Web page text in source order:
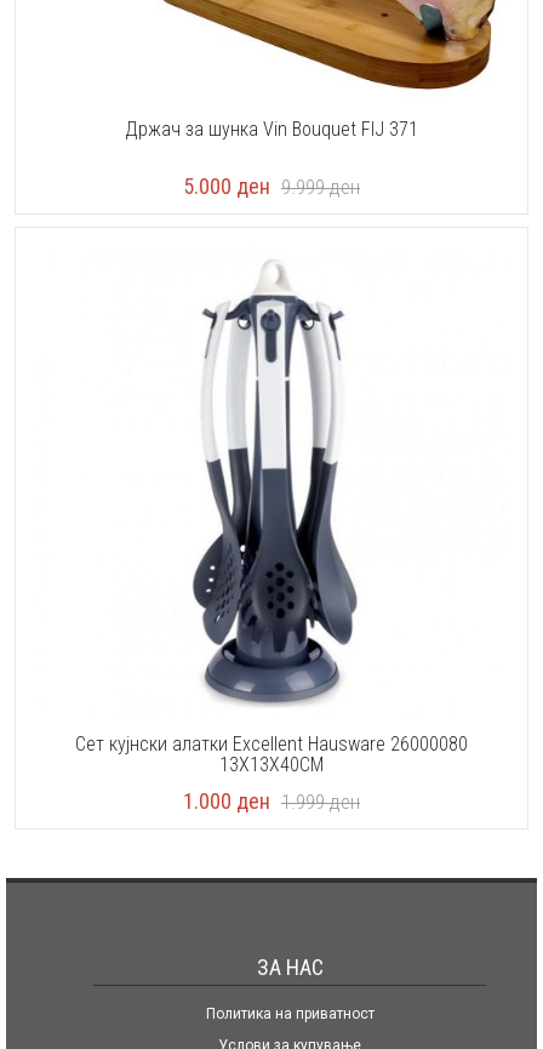
Држач за шунка Vin Bouquet FIJ 371
5.000 ден 9.999ден
Сет кујнски алатки Excellent Hausware 26000080
13X13X40CM
1.000 ден 1.999ден
ЗА НАС
Политика на приватност